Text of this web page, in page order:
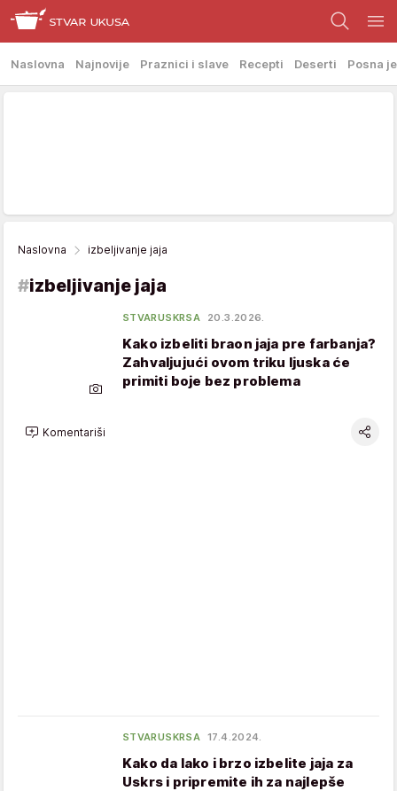
Naslovna Najnovije Praznici i slave Recepti Deserti Posna
Naslovna izbeljivanje jaja
#izbeljivanje jaja
STVARUSKRSA 20.3.2026.
Kako izbeliti braon jaja pre farbanja?
Zahvaljujući ovom triku ljuska će
primiti boje bez problema
Komentariši
STVARUSKRSA 17.4.2024.
Kako da lako i brzo izbelite jaja za
Uskrs i pripremite ih za najlepše